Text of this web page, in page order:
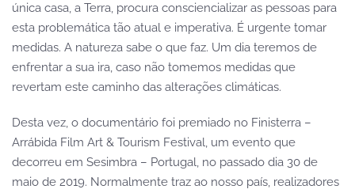
única casa, a Terra, procura consciencializar as pessoas para
esta problemática tão atual e imperativa. É urgente tomar
medidas. A natureza sabe o que faz. Um dia teremos de
enfrentar a sua ira, caso não tomemos medidas que
revertam este caminho das alterações climáticas.
Desta vez, o documentário foi premiado no Finisterra –
Arrábida Film Art & Tourism Festival, um evento que
decorreu em Sesimbra – Portugal, no passado dia 30 de
maio de 2019. Normalmente traz ao nosso país, realizadores